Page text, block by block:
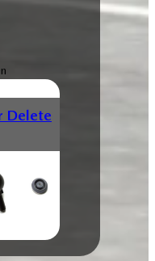
Delete